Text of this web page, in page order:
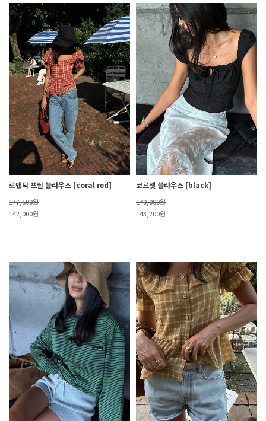
로맨틱 프릴 블라우스 [coral red]
177,500원
142,000원
코르셋 블라우스 [black]
179,000원
143,200원